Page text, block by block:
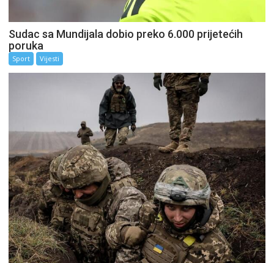
Sudac sa Mundijala dobio preko 6.000 prijetećih
poruka
Sport Vijesti